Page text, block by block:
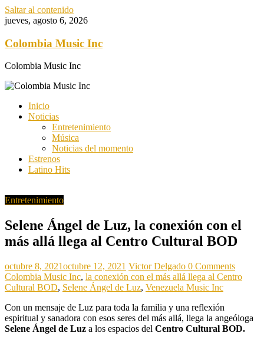
Saltar al contenido
jueves, agosto 6, 2026
Colombia Music Inc
Colombia Music Inc
Inicio
Noticias
Entretenimiento
Música
Noticias del momento
Estrenos
Latino Hits
Entretenimiento
Selene Ángel de Luz, la conexión con el
más allá llega al Centro Cultural BOD
octubre 8, 2021octubre 12, 2021 Victor Delgado 0 Comments
Colombia Music Inc, la conexión con el más allá llega al Centro
Cultural BOD, Selene Ángel de Luz, Venezuela Music Inc
Con un mensaje de Luz para toda la familia y una reflexión
espiritual y sanadora con esos seres del más allá, llega la angeóloga
Selene Ángel de Luz a los espacios del Centro Cultural BOD.